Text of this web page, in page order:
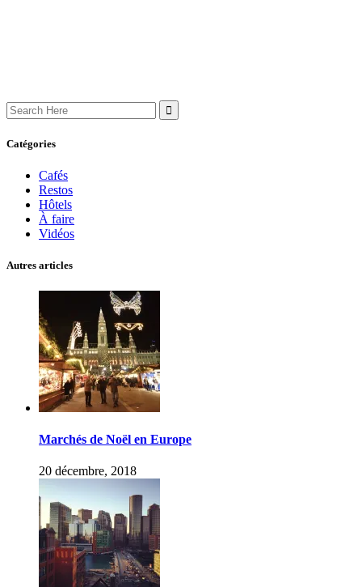
Search
for:
Catégories
Cafés
Restos
Hôtels
À faire
Vidéos
Autres articles
Marchés de Noël en Europe
20 décembre, 2018